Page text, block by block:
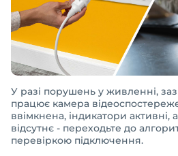
У разі порушень у живленні,
працює камера
ввімкнена, індикатори
відсутнє - переходьте до
перевіркою підключення.